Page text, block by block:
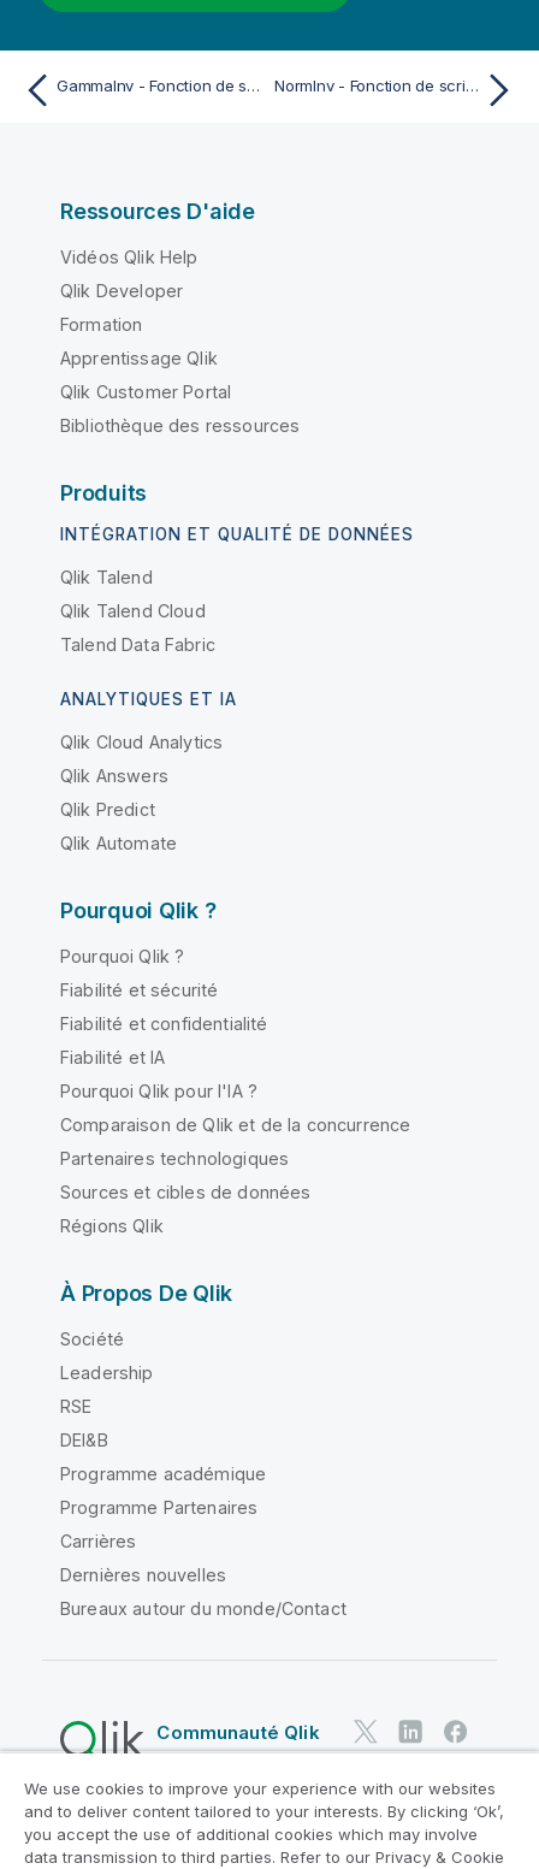
GammaInv - Fonction de script et de graphique NormInv - Fonction de script et de graphique
Ressources D'aide
Vidéos Qlik Help
Qlik Developer
Formation
Apprentissage Qlik
Qlik Customer Portal
Bibliothèque des ressources
Produits
INTÉGRATION ET QUALITÉ DE DONNÉES
Qlik Talend
Qlik Talend Cloud
Talend Data Fabric
ANALYTIQUES ET IA
Qlik Cloud Analytics
Qlik Answers
Qlik Predict
Qlik Automate
Pourquoi Qlik ?
Pourquoi Qlik ?
Fiabilité et sécurité
Fiabilité et confidentialité
Fiabilité et IA
Pourquoi Qlik pour l'IA ?
Comparaison de Qlik et de la concurrence
Partenaires technologiques
Sources et cibles de données
Régions Qlik
À Propos De Qlik
Société
Leadership
RSE
DEI&B
Programme académique
Programme Partenaires
Carrières
Dernières nouvelles
Bureaux autour du monde/Contact
Communauté Qlik
Contrats juridiques
Conditions d'utilisation des produits
Legal Policies
Conditions légales
We use cookies to improve your experience with our websites
and to deliver content tailored to your interests. By clicking ‘Ok’,
you accept the use of additional cookies which may involve
data transmission to third parties. Refer to our Privacy & Cookie